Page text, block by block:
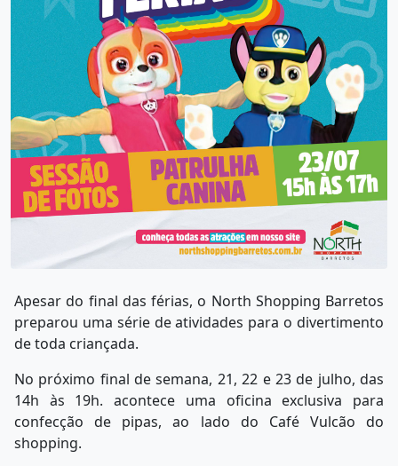
Apesar do final das férias, o North Shopping Barretos
preparou uma série de atividades para o divertimento
de toda criançada.
No próximo final de semana, 21, 22 e 23 de julho, das
14h às 19h. acontece uma oficina exclusiva para
confecção de pipas, ao lado do Café Vulcão do
shopping.